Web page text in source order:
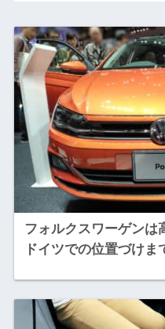
フォルクスワーゲンは
ドイツでの位置づけま